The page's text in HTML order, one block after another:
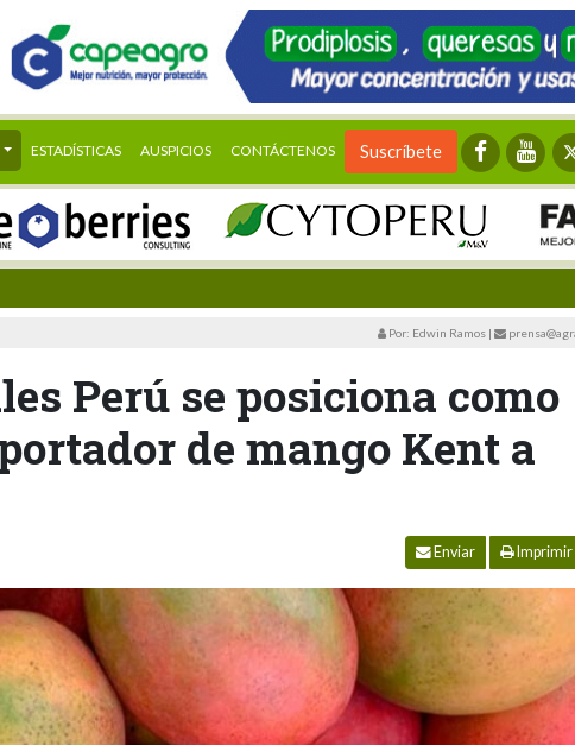
ESTADÍSTICAS AUSPICIOS CONTÁCTENOS Suscríbete
Por: Edwin Ramos |
Perú se posiciona como
de mango Kent a
Enviar Imprimir